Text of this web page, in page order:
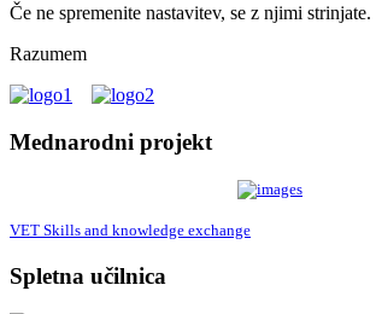
Če ne spremenite nastavitev, se z njimi strinjate.
Razumem
Mednarodni projekt
VET Skills and knowledge exchange
Spletna učilnica